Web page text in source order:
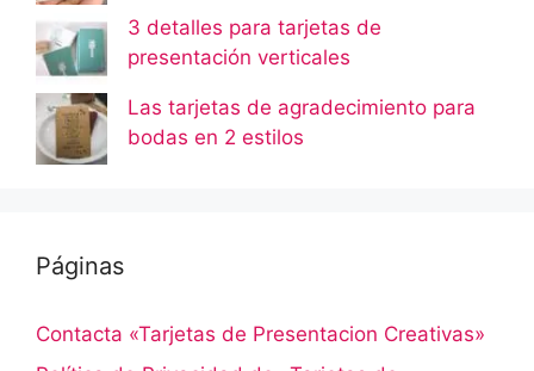
3 detalles para tarjetas de
presentación verticales
Las tarjetas de agradecimiento para
bodas en 2 estilos
Páginas
Contacta «Tarjetas de Presentacion Creativas»